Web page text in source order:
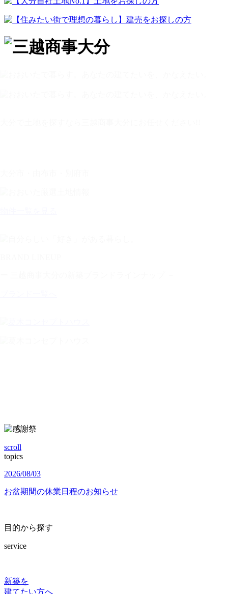
scroll
topics
2026/08/03
お盆期間の休業日程のお知らせ
目的から探す
service
新築を
建てたい方へ